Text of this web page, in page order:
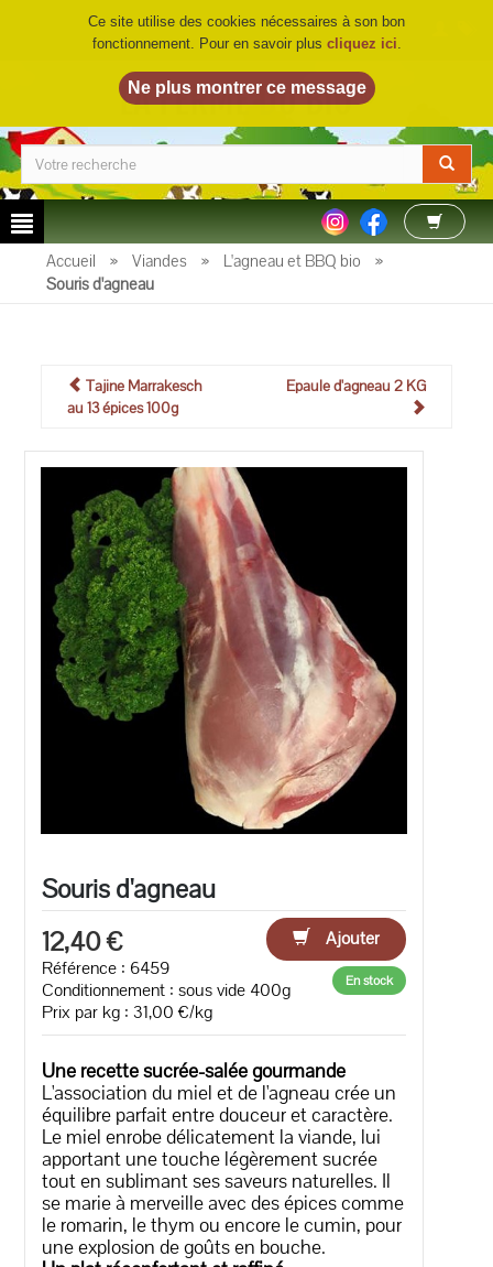
LA FERME DU BIO©
Accueil » Viandes » L'agneau et BBQ bio
»
Souris d'agneau
Tajine Marrakesch
au 13 épices 100g
Epaule d'agneau 2 KG
Souris d'agneau
12,40 €
Ajouter
Référence : 6459
Conditionnement : sous vide 400g
Prix par kg : 31,00 €/kg
En stock
Une recette sucrée-salée gourmande
L'association du miel et de l'agneau crée un
équilibre parfait entre douceur et caractère.
Le miel enrobe délicatement la viande, lui
apportant une touche légèrement sucrée
tout en sublimant ses saveurs naturelles. Il
se marie à merveille avec des épices comme
le romarin, le thym ou encore le cumin, pour
une explosion de goûts en bouche.
Ce site utilise des cookies nécessaires à son bon
fonctionnement. Pour en savoir plus cliquez ici.